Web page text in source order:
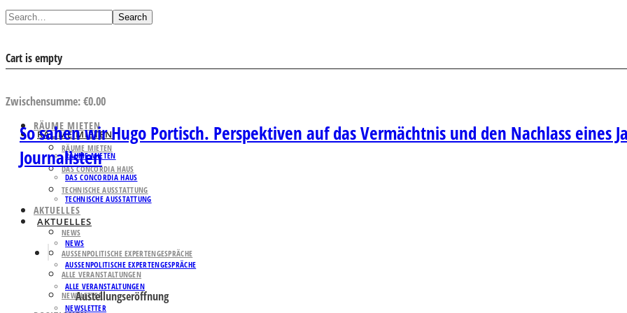
Search
Cart is empty
Zwischensumme:€0.00
RÄUME MIETEN
RÄUME MIETEN
DAS CONCORDIA HAUS
TECHNISCHE AUSSTATTUNG
AKTUELLES
NEWS
AUSSENPOLITISCHE EXPERTENGESPRÄCHE
ALLE VERANSTALTUNGEN
NEWSLETTER
RÄUME MIETEN
RÄUME MIETEN
DAS CONCORDIA HAUS
TECHNISCHE AUSSTATTUNG
AKTUELLES
NEWS
AUSSENPOLITISCHE EXPERTENGESPRÄCHE
ALLE VERANSTALTUNGEN
NEWSLETTER
So sahen wir Hugo Portisch. Perspektiven auf das Vermächtnis und den Nachlass eines
Journalisten
Austellungseröffnung